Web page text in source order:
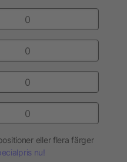
eller flera färger
nu!